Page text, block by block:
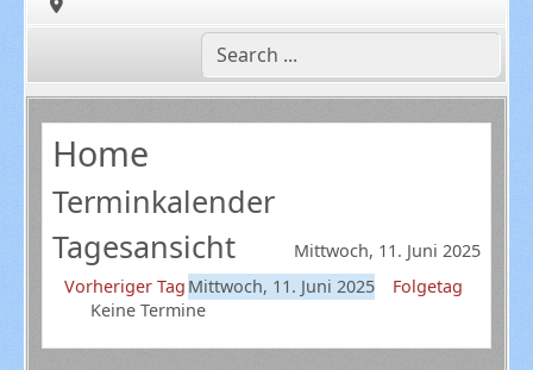
Home
Terminkalender
Tagesansicht
Mittwoch, 11. Juni 2025
Vorheriger Tag Mittwoch, 11. Juni 2025
Folgetag
Keine Termine